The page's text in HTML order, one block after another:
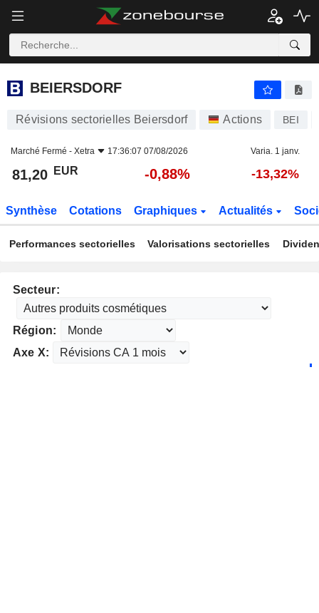
BEIERSDORF
BEIERSDORF
Révisions sectorielles Beiersdorf Actions BEI
Marché Fermé - Xetra 17:36:07 07/08/2026 Varia. 1 janv.
81,20 EUR -0,88% -13,32%
Synthèse Cotations Graphiques Actualités
Performances sectorielles Valorisations sectorielles
Secteur:
Région:
Axe X: